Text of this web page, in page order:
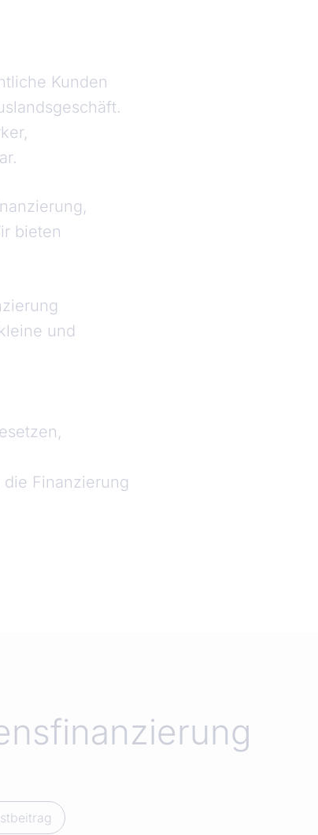
Kunden
bieten
und
Finanzierung